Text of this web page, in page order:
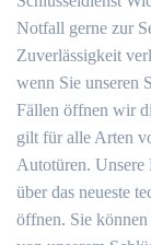
Notfall gerne zur
Zuverlässigkeit
wenn Sie unseren
Fällen öffnen wir
gilt für alle Arten
Autotüren. Unsere
über das neueste
öffnen. Sie